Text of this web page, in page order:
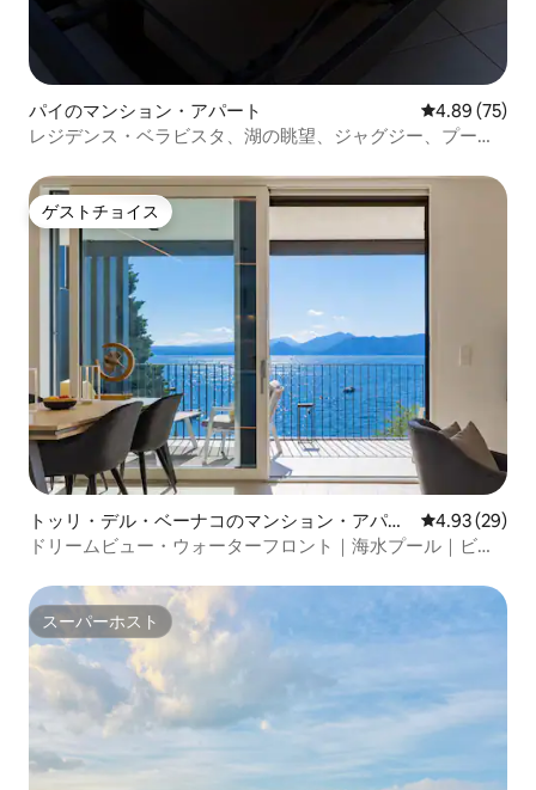
パイのマンション・アパート レビュー75
4.89 (75)
レジデンス・ベラビスタ、湖の眺望、ジャグジー、プール
ゲストチョイス
ゲストチョイス
トッリ・デル・ベーナコのマンション・アパー
ト
レビュー29
4.93 (29)
ドリームビュー・ウォーターフロント｜海水プール｜ビー
スーパーホスト
スーパーホスト